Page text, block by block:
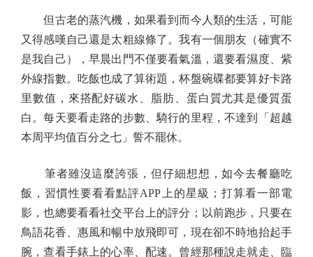
但古老的蒸汽機，如果看到而今人類的生活，可能
又得感嘆自己還是太粗線條了。我有一個朋友（確實不
是我自己），早晨出門不僅要看氣溫，還要看濕度、紫
外線指數。吃飯也成了算術題，杯盤碗碟都要算好卡路
里數值，來搭配好碳水、脂肪、蛋白質尤其是優質蛋
白。每天要看走路的步數、騎行的里程，不達到「超越
本周平均值百分之七」誓不罷休。
筆者雖沒這麼誇張，但仔細想想，如今去餐廳吃
飯，習慣性要看看點評APP上的星級；打算看一部電
影，也總要看看社交平台上的評分；以前跑步，只要在
鳥語花香、惠風和暢中放飛即可，現在卻不時地抬起手
腕，查看手錶上的心率、配速。曾經那種說走就走、臨